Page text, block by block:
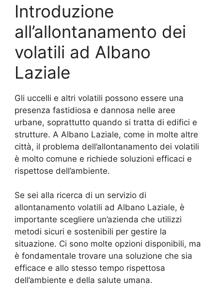
Introduzione
all’allontanamento dei
volatili ad Albano
Laziale
Gli uccelli e altri volatili possono essere una
presenza fastidiosa e dannosa nelle aree
urbane, soprattutto quando si tratta di edifici e
strutture. A Albano Laziale, come in molte altre
città, il problema dell’allontanamento dei volatili
è molto comune e richiede soluzioni efficaci e
rispettose dell’ambiente.
Se sei alla ricerca di un servizio di
allontanamento volatili ad Albano Laziale, è
importante scegliere un’azienda che utilizzi
metodi sicuri e sostenibili per gestire la
situazione. Ci sono molte opzioni disponibili, ma
è fondamentale trovare una soluzione che sia
efficace e allo stesso tempo rispettosa
dell’ambiente e della salute umana.